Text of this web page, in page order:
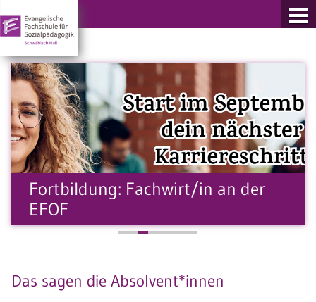
Fachschulen
Fortbildung: Fachwirt/in an der
EFOF
Das sagen die Absolvent*innen